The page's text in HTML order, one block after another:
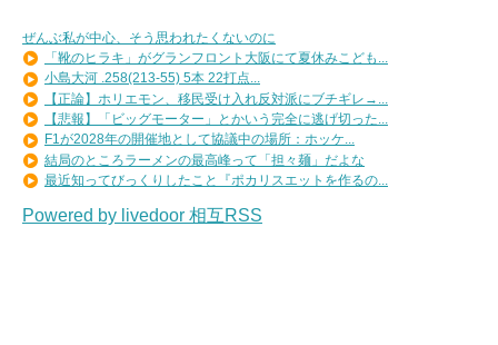
ぜんぶ私が中心、そう思われたくないのに
「靴のヒラキ」がグランフロント大阪にて夏休みこども...
小島大河 .258(213-55) 5本 22打点...
【正論】ホリエモン、移民受け入れ反対派にブチギレ→...
【悲報】「ビッグモーター」とかいう完全に逃げ切った...
F1が2028年の開催地として協議中の場所：ホッケ...
結局のところラーメンの最高峰って「担々麺」だよな
最近知ってびっくりしたこと『ポカリスエットを作るの...
Powered by livedoor 相互RSS